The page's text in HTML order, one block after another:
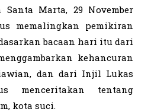
Marta, 29 November
memalingkan pemikiran
bacaan hari itu dari
kehancuran
dan dari Injil Lukas
menceritakan tentang
kota suci.